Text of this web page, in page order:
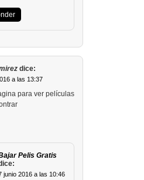
dice:
a las 13:37
para ver películas
Pelis Gratis
junio 2016 a las 10:46